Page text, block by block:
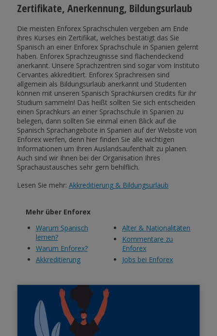
Zertifikate, Anerkennung, Bildungsurlaub
Die meisten Enforex Sprachschulen vergeben am Ende
ihres Kurses ein Zertifikat, welches bestätigt das Sie
Spanisch an einer Enforex Sprachschule in Spanien gelernt
haben. Enforex Sprachzeugnisse sind flächendeckend
anerkannt. Unsere Sprachzentren sind sogar vom Instituto
Cervantes akkreditiert. Enforex Sprachreisen sind
allgemein als Bildungsurlaub anerkannt und Studenten
können mit unseren Spanisch Sprachkursen credits für ihr
Studium sammeln! Das heißt sollten Sie sich entscheiden
einen Sprachkurs an einer Sprachschule in Spanien zu
belegen, dann sollten Sie einmal einen Blick auf die
Spanisch Sprachangebote in Spanien auf der Website von
Enforex werfen, denn hier finden Sie alle wichtigen
Informationen um Ihren Auslandsaufenthalt zu planen.
Auch sind wir Ihnen bei der Organisation Ihres
Sprachaustausches sehr gern behilflich.
Lesen Sie mehr: Akkreditierung & Bildungsurlaub
Mehr über Enforex
Warum Spanisch
lernen?
Warum Enforex?
Akkreditierung
Alter & Nationalitäten
Kommentare zu
Enforex
Jobs bei Enforex